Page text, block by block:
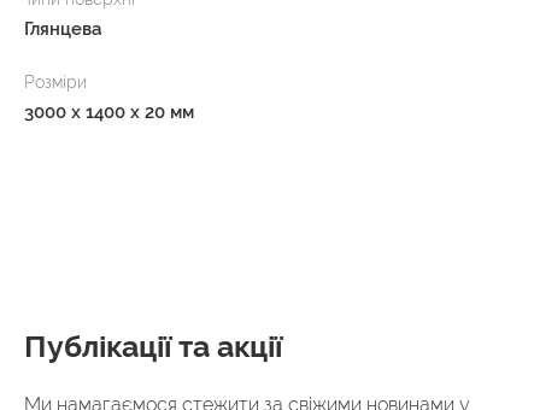
Глянцева
Розміри
3000 x 1400 x 20 мм
Публікації та акції
Ми намагаємося стежити за свіжими новинами у